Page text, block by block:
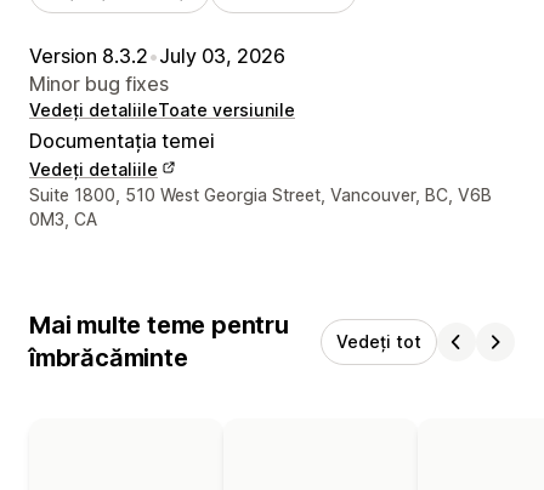
Version 8.3.2•July 03, 2026
Minor bug fixes
Vedeți detaliileToate versiunile
Documentația temei
Vedeți detaliile
Detaliile de contact ale designerului
Suite 1800, 510 West Georgia Street, Vancouver, BC, V6B
0M3, CA
Mai multe teme pentru
îmbrăcăminte
Vedeți tot